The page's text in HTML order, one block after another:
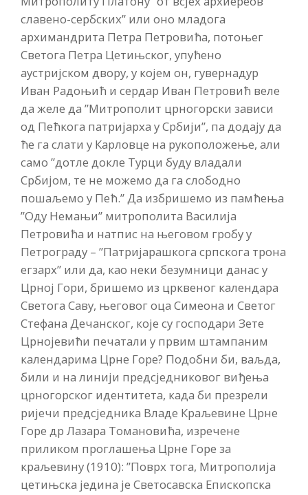
славено-сербских” или оно младога
архимандрита Петра Петровића, потоњег
Светога Петра Цетињског, упућено
аустријском двору, у којем он, гувернадур
Иван Радоњић и сердар Иван Петровић веле
да желе да ”Митрополит црногорски зависи
од Пећкога патријарха у Србији”, па додају да
ће га слати у Карловце на рукоположење, али
само ”дотле докле Турци буду владали
Србијом, те не можемо да га слободно
пошаљемо у Пећ.” Да избришемо из памћења
”Оду Немањи” митрополита Василија
Петровића и натпис на његовом гробу у
Петрограду – ”Патријарашкога српскога трона
егзарх” или да, као неки безумници данас у
Црној Гори, бришемо из црквеног календара
Светога Саву, његовог оца Симеона и Светог
Стефана Дечанског, које су господари Зете
Црнојевићи печатали у првим штампаним
календарима Црне Горе? Подобни би, ваљда,
били и на линији предсједниковог виђења
црногорског идентитета, када би презрели
ријечи предсједника Владе Краљевине Црне
Горе др Лазара Томановића, изречене
приликом проглашења Црне Горе за
краљевину (1910): ”Поврх тога, Митрополија
цетињска једина је Светосавска Епископска